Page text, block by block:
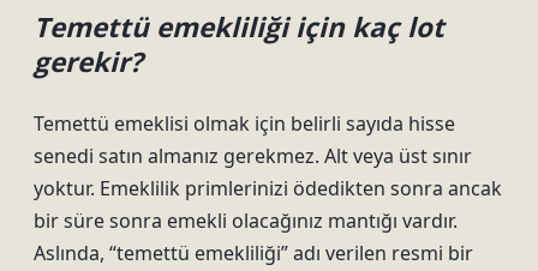
Temettü emekliliği için kaç lot
gerekir?
Temettü emeklisi olmak için belirli sayıda hisse
senedi satın almanız gerekmez. Alt veya üst sınır
yoktur. Emeklilik primlerinizi ödedikten sonra ancak
bir süre sonra emekli olacağınız mantığı vardır.
Aslında, “temettü emekliliği” adı verilen resmi bir